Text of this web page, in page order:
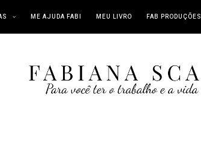
ME AJUDA FABI MEU LIVRO FAB PRODUÇÕES